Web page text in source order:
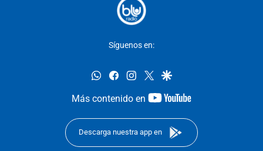
Síguenos en:
whatsappfacebookinstagram
twittergoogle
Más contenido en
youtube-
Descarga nuestra app en